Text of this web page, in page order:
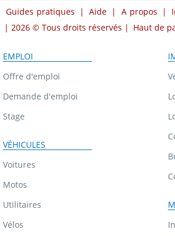
Guides pratiques | Aide | A propos |
| 2026 © Tous droits réservés | Haut de
EMPLOI
Offre d'emploi
Demande d'emploi
Stage
VÉHICULES
Voitures
Motos
Utilitaires
Vélos